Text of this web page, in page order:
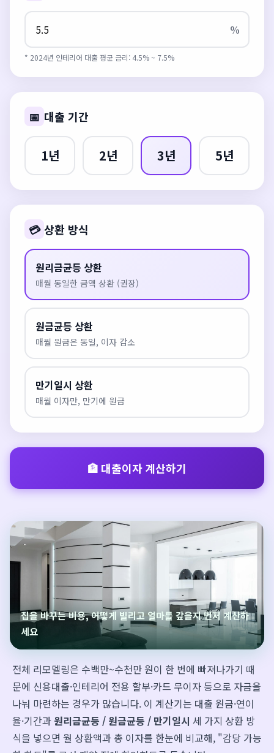
%
* 2024년 인테리어 대출 평균 금리: 4.5% ~ 7.5%
📅 대출 기간
1년 2년 3년 5년
💳 상환 방식
원리금균등 상환
매월 동일한 금액 상환 (권장)
원금균등 상환
매월 원금은 동일, 이자 감소
만기일시 상환
매월 이자만, 만기에 원금
🏦 대출이자 계산하기
집을 바꾸는 비용, 어떻게 빌리고 얼마를 갚을지 먼저 계산하
세요
전체 리모델링은 수백만~수천만 원이 한 번에 빠져나가기 때
문에 신용대출·인테리어 전용 할부·카드 무이자 등으로 자금을
나눠 마련하는 경우가 많습니다. 이 계산기는 대출 원금·연이
율·기간과 원리금균등 / 원금균등 / 만기일시 세 가지 상환 방
식을 넣으면 월 상환액과 총 이자를 한눈에 비교해, "감당 가능